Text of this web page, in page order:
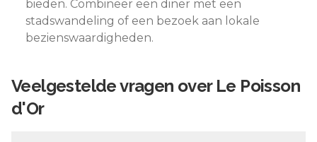
bieden. Combineer een diner met een
stadswandeling of een bezoek aan lokale
bezienswaardigheden.
Veelgestelde vragen over Le Poisson
d'Or